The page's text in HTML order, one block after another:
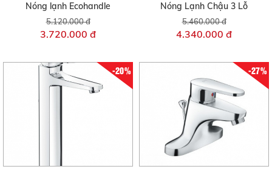
Nóng lạnh Ecohandle
5.120.000 đ
3.720.000 đ
Nóng Lạnh Chậu 3 Lỗ
5.460.000 đ
4.340.000 đ
-20% -27%